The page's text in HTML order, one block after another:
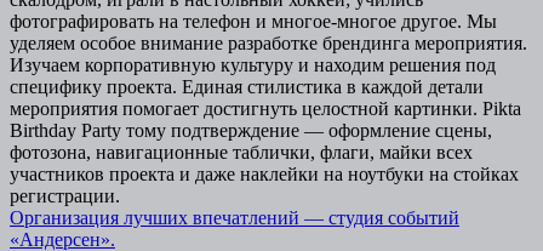
фотографировать на телефон и многое-многое другое. Мы
уделяем особое внимание разработке брендинга мероприятия.
Изучаем корпоративную культуру и находим решения под
специфику проекта. Единая стилистика в каждой детали
мероприятия помогает достигнуть целостной картинки. Pikta
Birthday Party тому подтверждение — оформление сцены,
фотозона, навигационные таблички, флаги, майки всех
участников проекта и даже наклейки на ноутбуки на стойках
регистрации.
Организация лучших впечатлений — студия событий
«Андерсен».